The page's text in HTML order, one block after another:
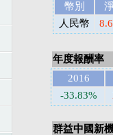
幣別
人民幣
年度報酬率
2016
-33.83%
群益中國新